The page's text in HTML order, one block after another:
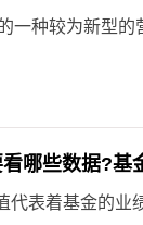
一种较为新型的
哪些数据?基
代表着基金的